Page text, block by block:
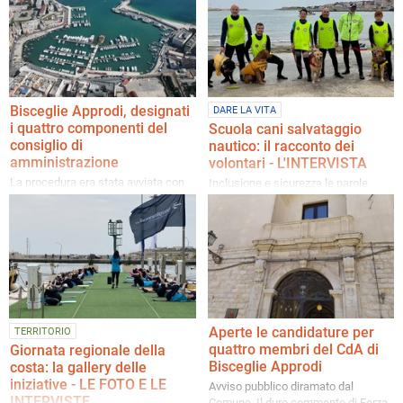
partito di centrodestra
Cda della società partecipata del
Comune
Bisceglie Approdi, designati
i quattro componenti del
consiglio di
amministrazione
La procedura era stata avviata con
avviso pubblico. L'ingegnere Nicola
Ventura proposto come presidente
DARE LA VITA
Scuola cani salvataggio
nautico: il racconto dei
volontari - L'INTERVISTA
Inclusione e sicurezza le parole
chiave dell'impegno
dell'associazione
TERRITORIO
Giornata regionale della
costa: la gallery delle
iniziative - LE FOTO E LE
Aperte le candidature per
quattro membri del CdA di
Bisceglie Approdi
Avviso pubblico diramato dal